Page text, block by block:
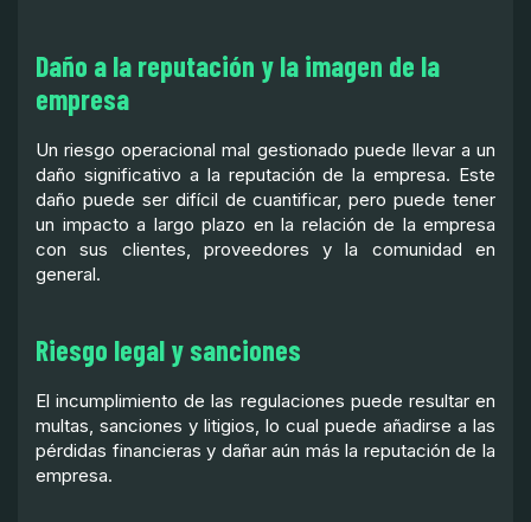
Daño a la reputación y la imagen de la
empresa
Un riesgo operacional mal gestionado puede llevar a un
daño significativo a la reputación de la empresa. Este
daño puede ser difícil de cuantificar, pero puede tener
un impacto a largo plazo en la relación de la empresa
con sus clientes, proveedores y la comunidad en
general.
Riesgo legal y sanciones
El incumplimiento de las regulaciones puede resultar en
multas, sanciones y litigios, lo cual puede añadirse a las
pérdidas financieras y dañar aún más la reputación de la
empresa.